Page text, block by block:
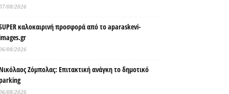
08/2026
καλοκαιρινή προσφορά από το aparaskevi-
08/2026
Ζόμπολας: Επιτακτική ανάγκη το δημοτικό
08/2026